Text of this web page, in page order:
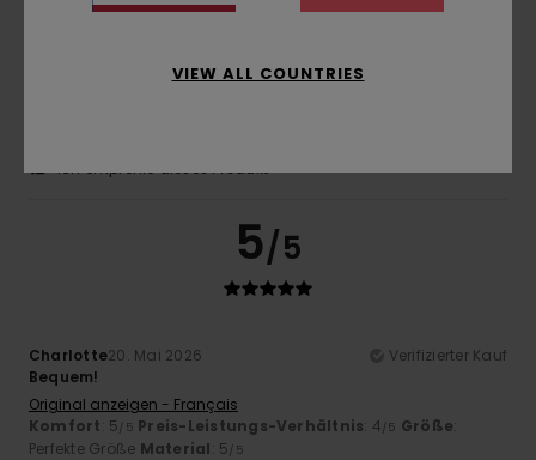
Mir gefällt das Design
Ich empfehle dieses Produkt
5/5
Charlotte20. Mai 2026
Verifizierter Kauf
Bequem!
Original anzeigen - Français
Komfort: 5 /5 Preis-Leistungs-Verhältnis: 4 /5 Größe:
Perfekte Größe Material: 5 /5
VIEW ALL COUNTRIES